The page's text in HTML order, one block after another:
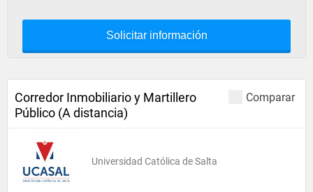
Solicitar información
Comparar
Corredor Inmobiliario y Martillero
Público (A distancia)
Universidad Católica de Salta